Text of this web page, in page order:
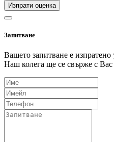
Изпрати оценка
Запитване
Вашето запитване е
Наш колега ще се свърже с